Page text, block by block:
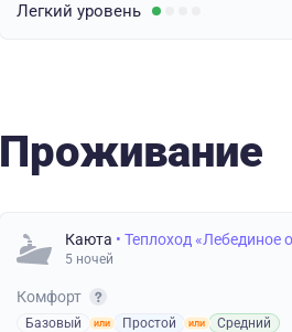
Легкий уровень
Проживание
Каюта • Теплоход «Лебединое
5 ночей
Комфорт
Базовый Простой Средний